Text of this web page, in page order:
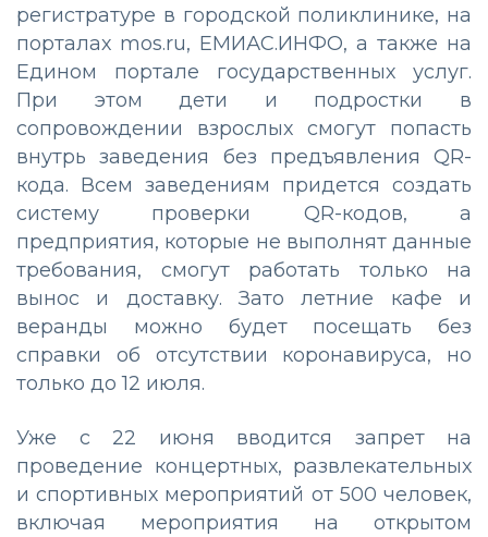
регистратуре в городской поликлинике, на
порталах mos.ru, ЕМИАС.ИНФО, а также на
Едином портале государственных услуг.
При этом дети и подростки в
сопровождении взрослых смогут попасть
внутрь заведения без предъявления QR-
кода. Всем заведениям придется создать
систему проверки QR-кодов, а
предприятия, которые не выполнят данные
требования, смогут работать только на
вынос и доставку. Зато летние кафе и
веранды можно будет посещать без
справки об отсутствии коронавируса, но
только до 12 июля.
Уже с 22 июня вводится запрет на
проведение концертных, развлекательных
и спортивных мероприятий от 500 человек,
включая мероприятия на открытом